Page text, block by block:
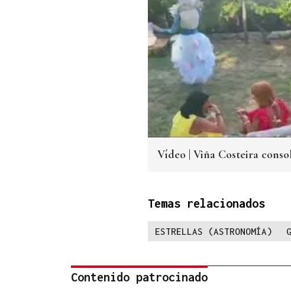
Vídeo | Viña Costeira
Temas relacionados
ESTRELLAS (ASTRONOMÍA)
Contenido patrocinado